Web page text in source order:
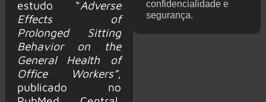
estudo “Adverse
Effects of
Prolonged Sitting
Behavior on the
General Health of
Office Workers”,
publicado no
confidencialidade e
segurança.